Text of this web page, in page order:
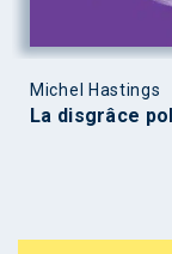
Michel Hastings
La disgrâce